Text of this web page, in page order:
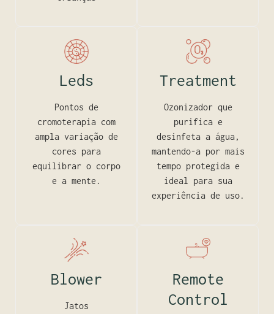
Leds
Pontos de
cromoterapia com
ampla variação de
cores para
equilibrar o corpo
e a mente.
Treatment
Ozonizador que
purifica e
desinfeta a água,
mantendo-a por mais
tempo protegida e
ideal para sua
experiência de uso.
Blower
Jatos
Remote
Control